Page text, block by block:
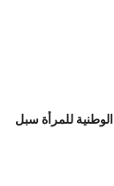
للمرأة سبل